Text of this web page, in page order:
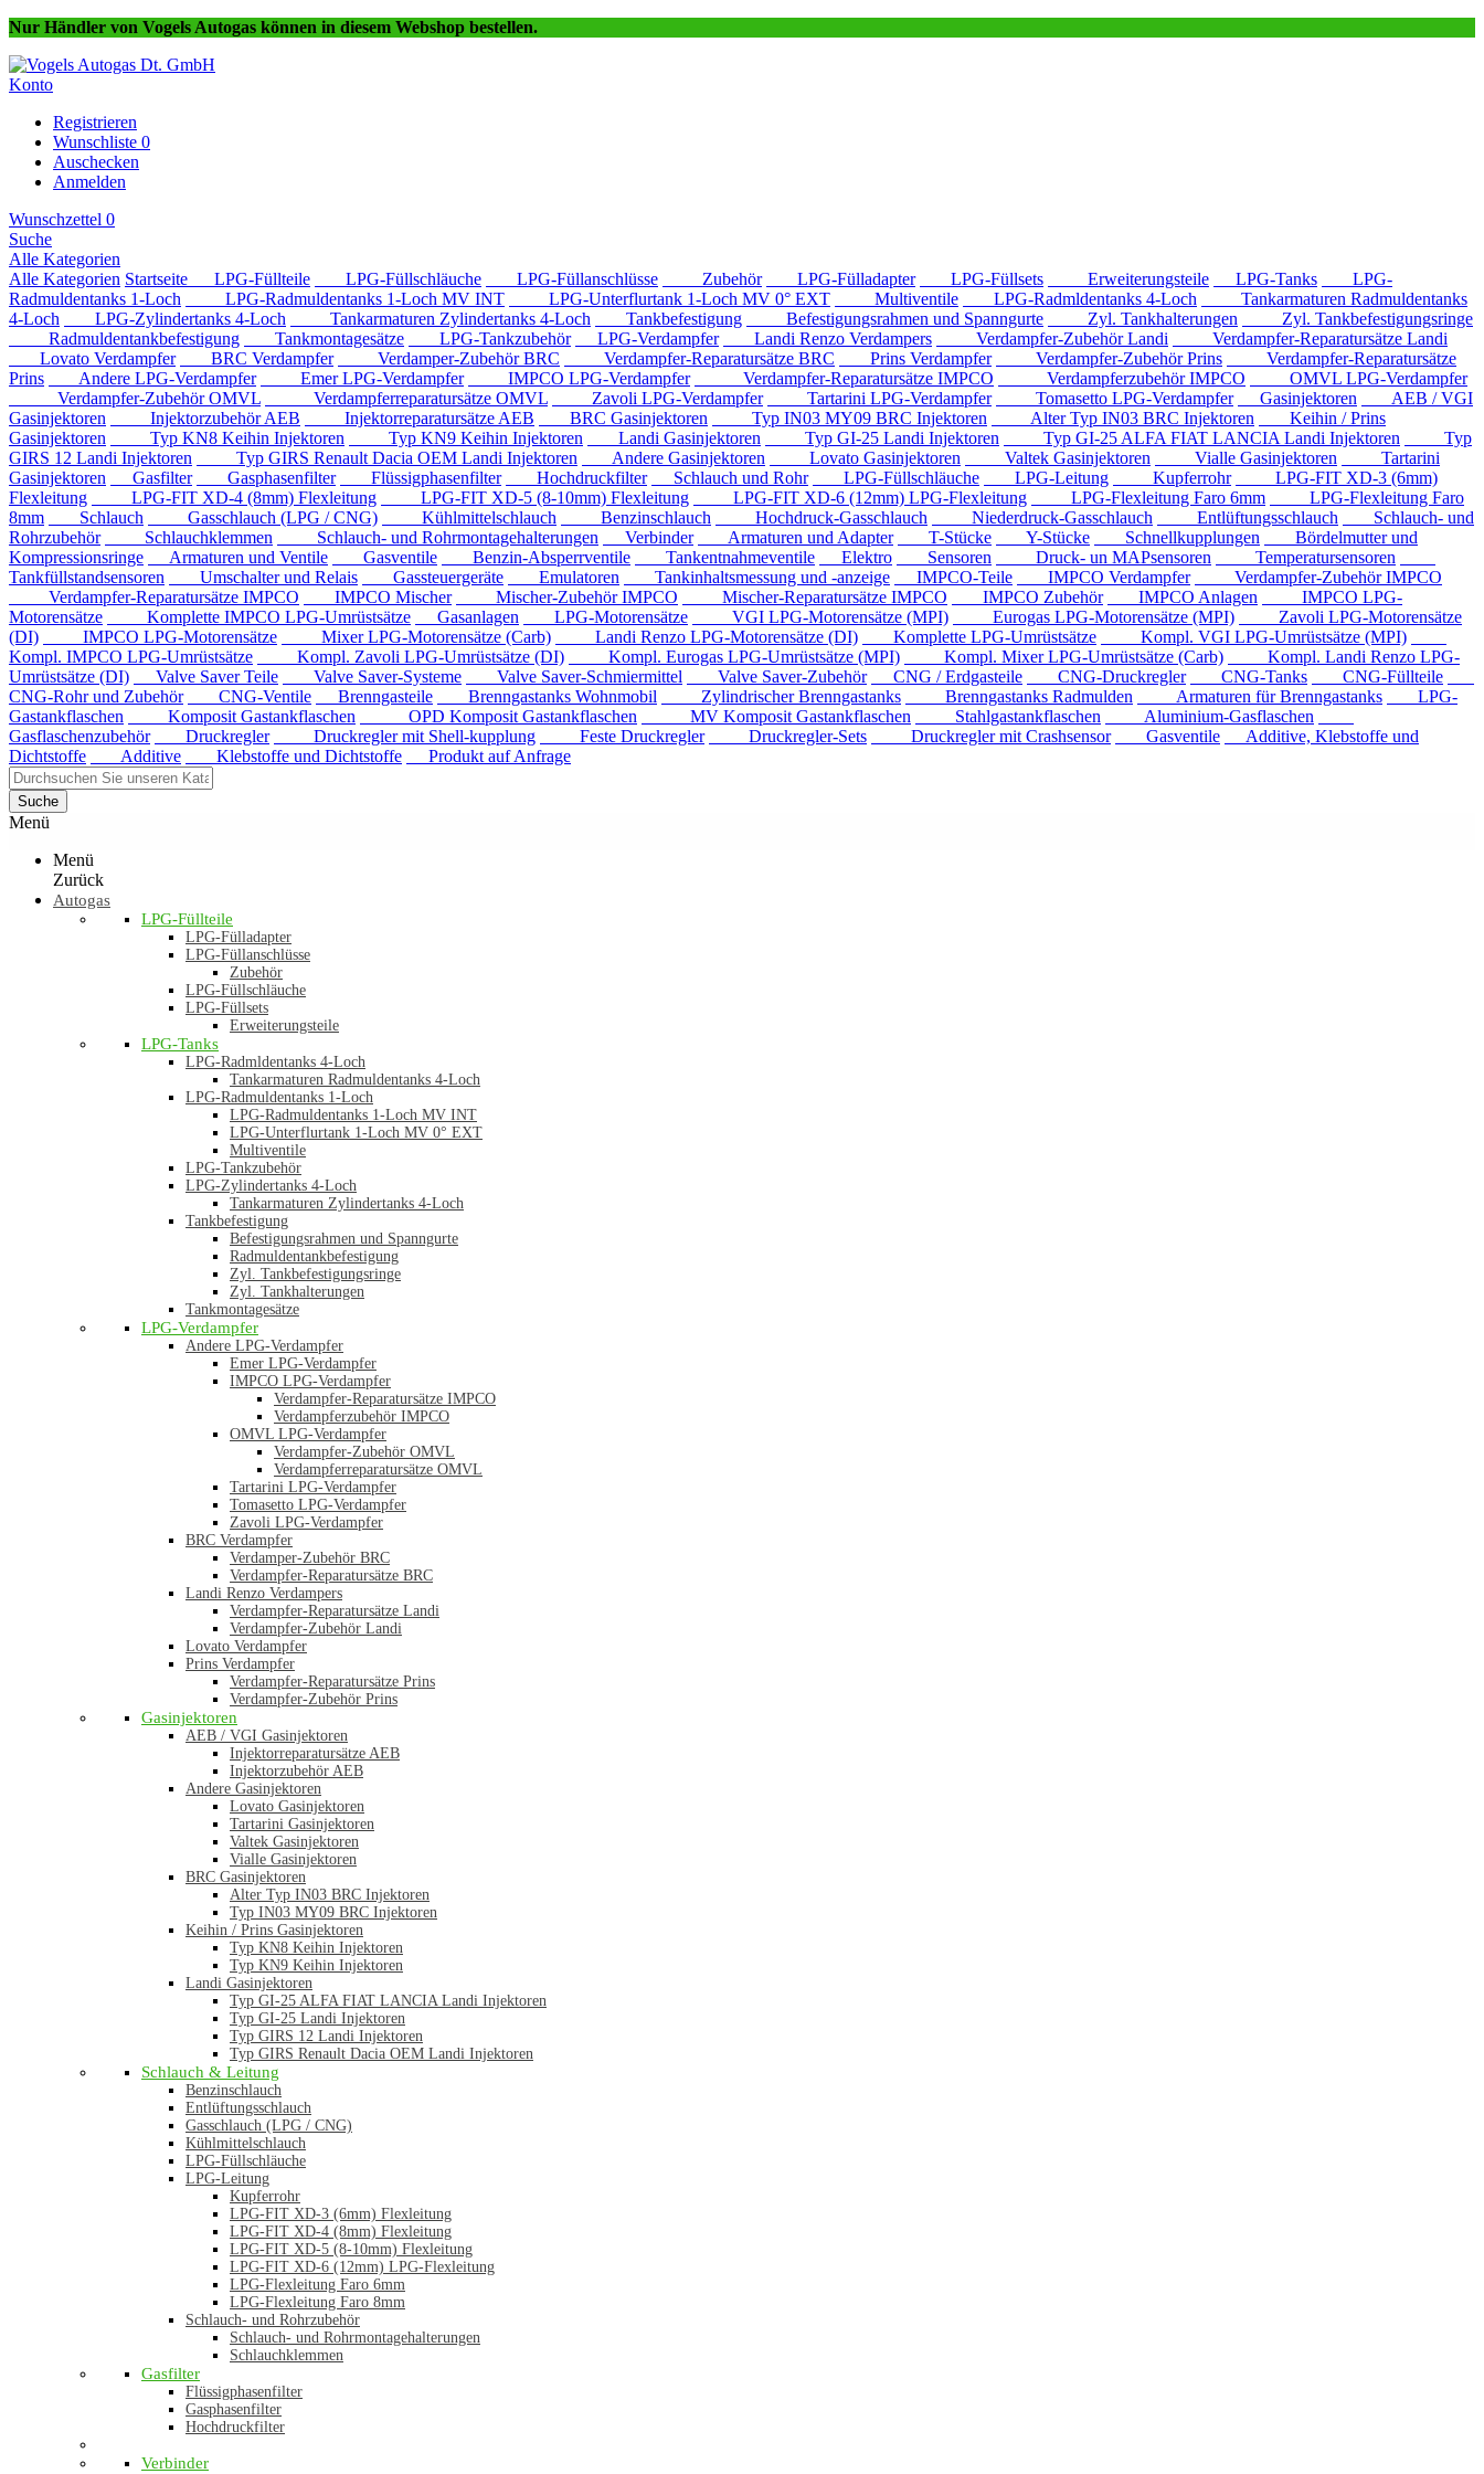
Nur Händler von Vogels Autogas können in diesem Webshop bestellen.
Konto
Registrieren
Wunschliste 0
Auschecken
Anmelden
Wunschzettel 0
Suche
Alle Kategorien
Alle Kategorien Startseite LPG-Füllteile LPG-Füllschläuche LPG-Füllanschlüsse Zubehör LPG-Fülladapter LPG-Füllsets Erweiterungsteile LPG-Tanks
LPG-
Radmuldentanks 1-Loch
LPG-Radmuldentanks 1-Loch MV INT LPG-Unterflurtank 1-Loch MV 0° EXT Multiventile LPG-Radmldentanks 4-Loch
Tankarmaturen Radmuldentanks
4-Loch
LPG-Zylindertanks 4-Loch Tankarmaturen Zylindertanks 4-Loch Tankbefestigung Befestigungsrahmen und Spanngurte Zyl. Tankhalterungen
Zyl. Tankbefestigungsringe
Radmuldentankbefestigung
Tankmontagesätze LPG-Tankzubehör LPG-Verdampfer Landi Renzo Verdampers Verdampfer-Zubehör Landi
Verdampfer-Reparatursätze Landi
Lovato Verdampfer
BRC Verdampfer Verdamper-Zubehör BRC Verdampfer-Reparatursätze BRC Prins Verdampfer Verdampfer-Zubehör Prins
Verdampfer-Reparatursätze
Prins
Andere LPG-Verdampfer Emer LPG-Verdampfer IMPCO LPG-Verdampfer Verdampfer-Reparatursätze IMPCO Verdampferzubehör IMPCO
OMVL LPG-Verdampfer
Verdampfer-Zubehör OMVL
Verdampferreparatursätze OMVL Zavoli LPG-Verdampfer Tartarini LPG-Verdampfer Tomasetto LPG-Verdampfer Gasinjektoren
AEB / VGI
Gasinjektoren
Injektorzubehör AEB Injektorreparatursätze AEB BRC Gasinjektoren Typ IN03 MY09 BRC Injektoren Alter Typ IN03 BRC Injektoren
Keihin / Prins
Gasinjektoren
Typ KN8 Keihin Injektoren Typ KN9 Keihin Injektoren Landi Gasinjektoren Typ GI-25 Landi Injektoren Typ GI-25 ALFA FIAT LANCIA Landi Injektoren
Typ
GIRS 12 Landi Injektoren
Typ GIRS Renault Dacia OEM Landi Injektoren Andere Gasinjektoren Lovato Gasinjektoren Valtek Gasinjektoren Vialle Gasinjektoren
Tartarini
Gasinjektoren
Gasfilter Gasphasenfilter Flüssigphasenfilter Hochdruckfilter Schlauch und Rohr LPG-Füllschläuche LPG-Leitung Kupferrohr
LPG-FIT XD-3 (6mm)
Flexleitung
LPG-FIT XD-4 (8mm) Flexleitung LPG-FIT XD-5 (8-10mm) Flexleitung LPG-FIT XD-6 (12mm) LPG-Flexleitung LPG-Flexleitung Faro 6mm
LPG-Flexleitung Faro
8mm
Schlauch Gasschlauch (LPG / CNG) Kühlmittelschlauch Benzinschlauch Hochdruck-Gasschlauch Niederdruck-Gasschlauch Entlüftungsschlauch
Schlauch- und
Rohrzubehör
Schlauchklemmen Schlauch- und Rohrmontagehalterungen Verbinder Armaturen und Adapter T-Stücke Y-Stücke Schnellkupplungen
Bördelmutter und
Kompressionsringe
Armaturen und Ventile Gasventile Benzin-Absperrventile Tankentnahmeventile Elektro Sensoren Druck- un MAPsensoren
Temperatursensoren
Tankfüllstandsensoren
Umschalter und Relais Gassteuergeräte Emulatoren Tankinhaltsmessung und -anzeige IMPCO-Teile IMPCO Verdampfer
Verdampfer-Zubehör IMPCO
Verdampfer-Reparatursätze IMPCO
IMPCO Mischer Mischer-Zubehör IMPCO Mischer-Reparatursätze IMPCO IMPCO Zubehör IMPCO Anlagen
IMPCO LPG-
Motorensätze
Komplette IMPCO LPG-Umrüstsätze Gasanlagen LPG-Motorensätze VGI LPG-Motorensätze (MPI) Eurogas LPG-Motorensätze (MPI)
Zavoli LPG-Motorensätze
(DI)
IMPCO LPG-Motorensätze Mixer LPG-Motorensätze (Carb) Landi Renzo LPG-Motorensätze (DI) Komplette LPG-Umrüstsätze
Kompl. VGI LPG-Umrüstsätze (MPI)
Kompl. IMPCO LPG-Umrüstsätze
Kompl. Zavoli LPG-Umrüstsätze (DI) Kompl. Eurogas LPG-Umrüstsätze (MPI) Kompl. Mixer LPG-Umrüstsätze (Carb)
Kompl. Landi Renzo LPG-
Umrüstsätze (DI)
Valve Saver Teile Valve Saver-Systeme Valve Saver-Schmiermittel Valve Saver-Zubehör CNG / Erdgasteile CNG-Druckregler CNG-Tanks
CNG-Füllteile
CNG-Rohr und Zubehör
CNG-Ventile Brenngasteile Brenngastanks Wohnmobil Zylindrischer Brenngastanks Brenngastanks Radmulden Armaturen für Brenngastanks
LPG-
Gastankflaschen
Komposit Gastankflaschen OPD Komposit Gastankflaschen MV Komposit Gastankflaschen Stahlgastankflaschen
Aluminium-Gasflaschen
Gasflaschenzubehör
Druckregler Druckregler mit Shell-kupplung Feste Druckregler Druckregler-Sets Druckregler mit Crashsensor Gasventile
Additive, Klebstoffe und
Dichtstoffe
Additive Klebstoffe und Dichtstoffe Produkt auf Anfrage
Suche
Menü
Menü
Zurück
Autogas
LPG-Füllteile
LPG-Fülladapter
LPG-Füllanschlüsse
Zubehör
LPG-Füllschläuche
LPG-Füllsets
Erweiterungsteile
LPG-Tanks
LPG-Radmldentanks 4-Loch
Tankarmaturen Radmuldentanks 4-Loch
LPG-Radmuldentanks 1-Loch
LPG-Radmuldentanks 1-Loch MV INT
LPG-Unterflurtank 1-Loch MV 0° EXT
Multiventile
LPG-Tankzubehör
LPG-Zylindertanks 4-Loch
Tankarmaturen Zylindertanks 4-Loch
Tankbefestigung
Befestigungsrahmen und Spanngurte
Radmuldentankbefestigung
Zyl. Tankbefestigungsringe
Zyl. Tankhalterungen
Tankmontagesätze
LPG-Verdampfer
Andere LPG-Verdampfer
Emer LPG-Verdampfer
IMPCO LPG-Verdampfer
Verdampfer-Reparatursätze IMPCO
Verdampferzubehör IMPCO
OMVL LPG-Verdampfer
Verdampfer-Zubehör OMVL
Verdampferreparatursätze OMVL
Tartarini LPG-Verdampfer
Tomasetto LPG-Verdampfer
Zavoli LPG-Verdampfer
BRC Verdampfer
Verdamper-Zubehör BRC
Verdampfer-Reparatursätze BRC
Landi Renzo Verdampers
Verdampfer-Reparatursätze Landi
Verdampfer-Zubehör Landi
Lovato Verdampfer
Prins Verdampfer
Verdampfer-Reparatursätze Prins
Verdampfer-Zubehör Prins
Gasinjektoren
AEB / VGI Gasinjektoren
Injektorreparatursätze AEB
Injektorzubehör AEB
Andere Gasinjektoren
Lovato Gasinjektoren
Tartarini Gasinjektoren
Valtek Gasinjektoren
Vialle Gasinjektoren
BRC Gasinjektoren
Alter Typ IN03 BRC Injektoren
Typ IN03 MY09 BRC Injektoren
Keihin / Prins Gasinjektoren
Typ KN8 Keihin Injektoren
Typ KN9 Keihin Injektoren
Landi Gasinjektoren
Typ GI-25 ALFA FIAT LANCIA Landi Injektoren
Typ GI-25 Landi Injektoren
Typ GIRS 12 Landi Injektoren
Typ GIRS Renault Dacia OEM Landi Injektoren
Schlauch & Leitung
Benzinschlauch
Entlüftungsschlauch
Gasschlauch (LPG / CNG)
Kühlmittelschlauch
LPG-Füllschläuche
LPG-Leitung
Kupferrohr
LPG-FIT XD-3 (6mm) Flexleitung
LPG-FIT XD-4 (8mm) Flexleitung
LPG-FIT XD-5 (8-10mm) Flexleitung
LPG-FIT XD-6 (12mm) LPG-Flexleitung
LPG-Flexleitung Faro 6mm
LPG-Flexleitung Faro 8mm
Schlauch- und Rohrzubehör
Schlauch- und Rohrmontagehalterungen
Schlauchklemmen
Gasfilter
Flüssigphasenfilter
Gasphasenfilter
Hochdruckfilter
Verbinder